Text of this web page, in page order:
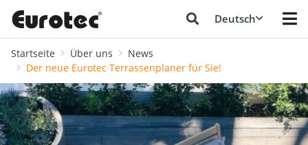
Deutsch
Startseite Über uns
News
Der neue Eurotec Terrassenplaner für Sie!